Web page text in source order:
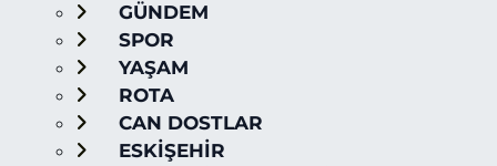
GÜNDEM
SPOR
YAŞAM
ROTA
CAN DOSTLAR
ESKİŞEHİR